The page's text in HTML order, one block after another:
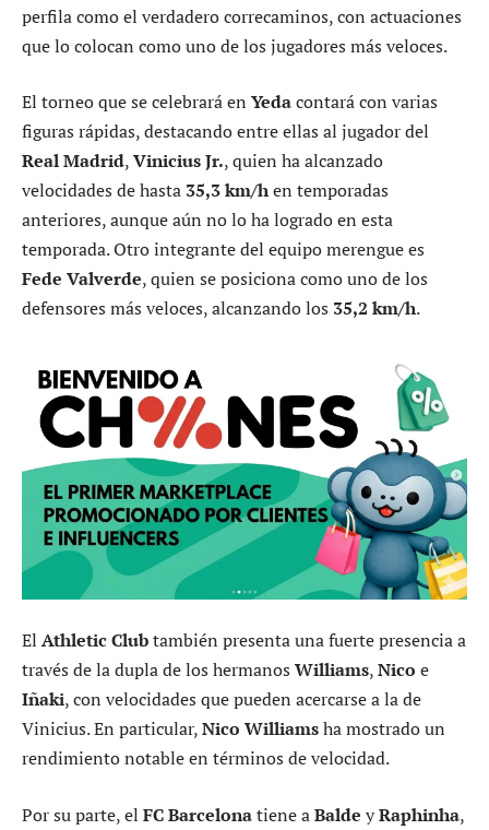
perfila como el verdadero correcaminos, con actuaciones
que lo colocan como uno de los jugadores más veloces.
El torneo que se celebrará en Yedacontará con varias
figuras rápidas, destacando entre ellas al jugador del
Real Madrid,Vinicius Jr., quien ha alcanzado
velocidades de hasta 35,3 km/hen temporadas
anteriores, aunque aún no lo ha logrado en esta
temporada. Otro integrante del equipo merengue es
Fede Valverde, quien se posiciona como uno de los
defensores más veloces, alcanzando los 35,2 km/h.
El Athletic Clubtambién presenta una fuerte presencia a
través de la dupla de los hermanos Williams,Nico e
Iñaki, con velocidades que pueden acercarse a la de
Vinicius. En particular,Nico Williamsha mostrado un
rendimiento notable en términos de velocidad.
Por su parte, el FC Barcelonatiene aBalde yRaphinha,